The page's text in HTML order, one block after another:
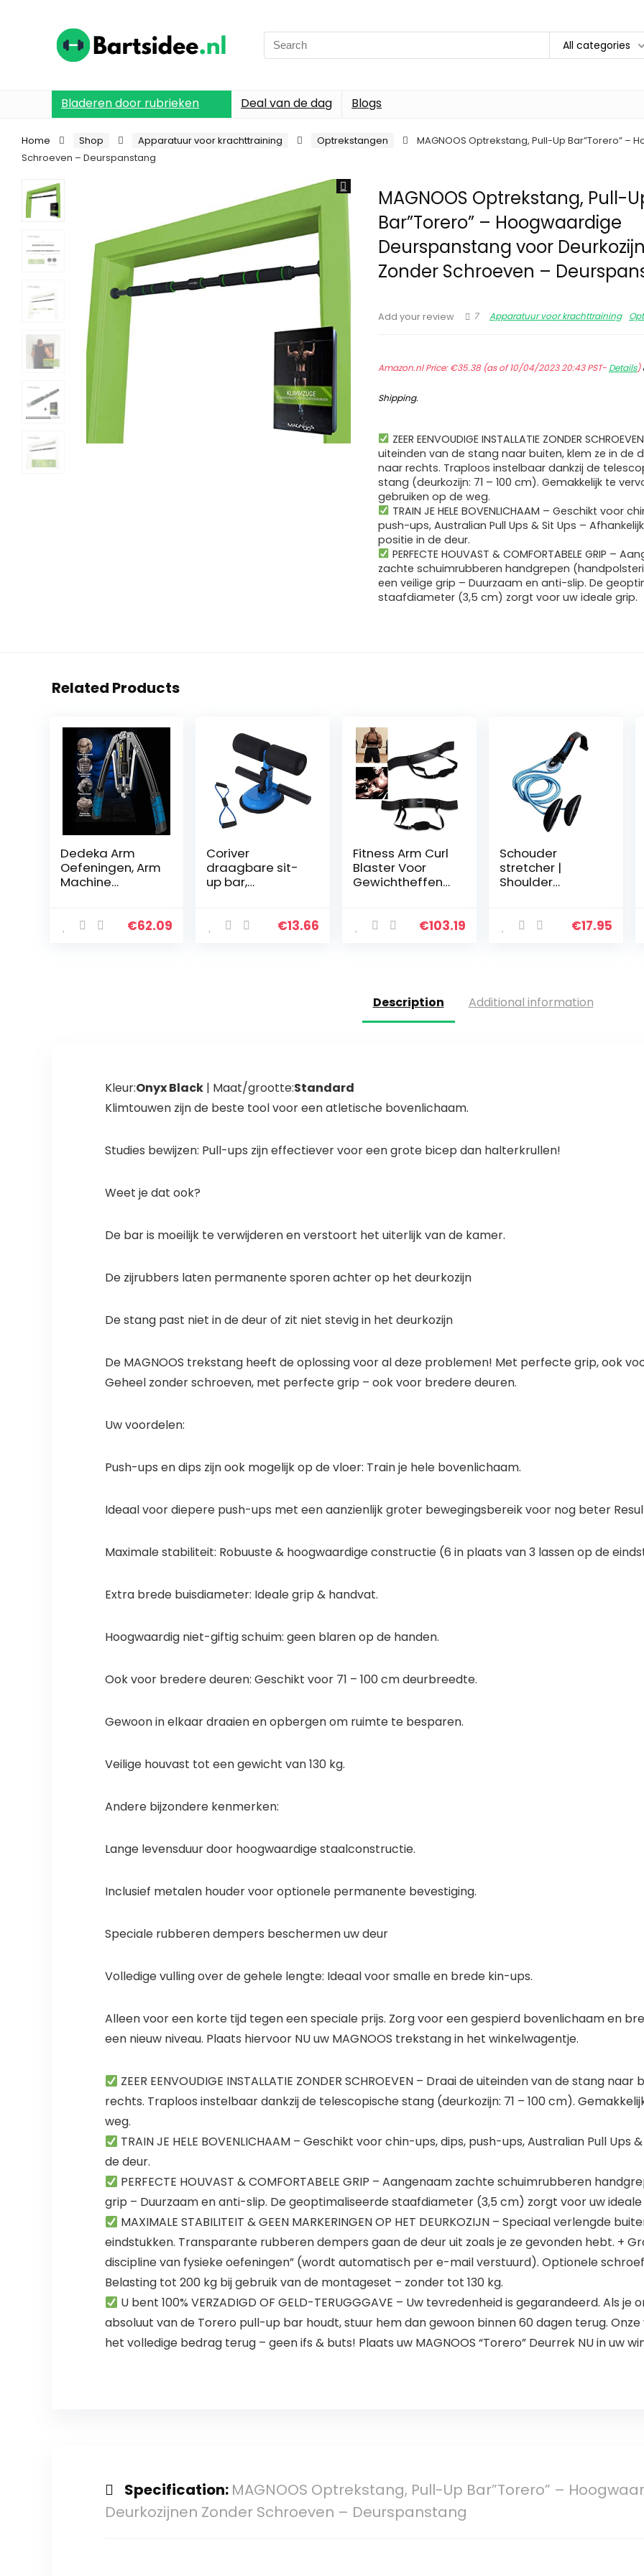
Search
for:
All categories
Bladeren door rubrieken Deal van de dag Blogs
Home Shop Apparatuur voor krachttraining Optrekstangen
MAGNOOS Optrekstang, Pull-Up Bar”Torero”
Schroeven – Deurspanstang
MAGNOOS Optrekstang, Pull-
Bar”Torero” – Hoogwaardige
Deurspanstang voor
Zonder Schroeven –
Add your review 7 Apparatuur voor krachttraining
Amazon.nl Price:€35.38(as of 10/04/2023 20:43 PST- Details)
Shipping.
ZEER EENVOUDIGE INSTALLATIE ZONDER
uiteinden van de stang naar buiten, klem ze in de
naar rechts. Traploos instelbaar dankzij de
stang (deurkozijn: 71 – 100 cm). Gemakkelijk te
gebruiken op de weg.
TRAIN JE HELE BOVENLICHAAM – Geschikt voor
push-ups, Australian Pull Ups & Sit Ups –
positie in de deur.
PERFECTE HOUVAST & COMFORTABELE GRIP –
zachte schuimrubberen handgrepen
een veilige grip – Duurzaam en anti-slip. De
staafdiameter (3,5 cm) zorgt voor uw ideale grip.
Related Products
Dedeka Arm
Oefeningen, Arm
Machine
Power Twister
€62.09
Coriver
draagbare sit-
up bar,
zuignappen €13.66
Fitness Arm Curl
Blaster Voor
Gewichtheffen
Ondersteuning
€103.19
Schouder
stretcher |
Shoulder
| Met katrol |€17.95
Description Additional information
Kleur:Onyx Black| Maat/grootte:Standard
Klimtouwen zijn de beste tool voor een atletische bovenlichaam.
Studies bewijzen: Pull-ups zijn effectiever voor een grote bicep dan halterkrullen!
Weet je dat ook?
De bar is moeilijk te verwijderen en verstoort het uiterlijk van de kamer.
De zijrubbers laten permanente sporen achter op het deurkozijn
De stang past niet in de deur of zit niet stevig in het deurkozijn
De MAGNOOS trekstang heeft de oplossing voor al deze problemen! Met perfecte grip, ook
Geheel zonder schroeven, met perfecte grip – ook voor bredere deuren.
Uw voordelen:
Push-ups en dips zijn ook mogelijk op de vloer: Train je hele bovenlichaam.
Ideaal voor diepere push-ups met een aanzienlijk groter bewegingsbereik voor nog beter
Maximale stabiliteit: Robuuste & hoogwaardige constructie (6 in plaats van 3 lassen op de
Extra brede buisdiameter: Ideale grip & handvat.
Hoogwaardig niet-giftig schuim: geen blaren op de handen.
Ook voor bredere deuren: Geschikt voor 71 – 100 cm deurbreedte.
Gewoon in elkaar draaien en opbergen om ruimte te besparen.
Veilige houvast tot een gewicht van 130 kg.
Andere bijzondere kenmerken:
Lange levensduur door hoogwaardige staalconstructie.
Inclusief metalen houder voor optionele permanente bevestiging.
Speciale rubberen dempers beschermen uw deur
Volledige vulling over de gehele lengte: Ideaal voor smalle en brede kin-ups.
Alleen voor een korte tijd tegen een speciale prijs. Zorg voor een gespierd bovenlichaam en
een nieuw niveau. Plaats hiervoor NU uw MAGNOOS trekstang in het winkelwagentje.
ZEER EENVOUDIGE INSTALLATIE ZONDER SCHROEVEN – Draai de uiteinden van de stang
rechts. Traploos instelbaar dankzij de telescopische stang (deurkozijn: 71 – 100 cm).
weg.
TRAIN JE HELE BOVENLICHAAM – Geschikt voor chin-ups, dips, push-ups, Australian Pull
de deur.
PERFECTE HOUVAST & COMFORTABELE GRIP – Aangenaam zachte schuimrubberen
grip – Duurzaam en anti-slip. De geoptimaliseerde staafdiameter (3,5 cm) zorgt voor uw ideale
MAXIMALE STABILITEIT & GEEN MARKERINGEN OP HET DEURKOZIJN – Speciaal verlengde
eindstukken. Transparante rubberen dempers gaan de deur uit zoals je ze gevonden hebt. +
discipline van fysieke oefeningen” (wordt automatisch per e-mail verstuurd). Optionele
Belasting tot 200 kg bij gebruik van de montageset – zonder tot 130 kg.
U bent 100% VERZADIGD OF GELD-TERUGGGAVE – Uw tevredenheid is gegarandeerd. Als
absoluut van de Torero pull-up bar houdt, stuur hem dan gewoon binnen 60 dagen terug.
het volledige bedrag terug – geen ifs & buts! Plaats uw MAGNOOS “Torero” Deurrek NU in uw
Specification: MAGNOOS Optrekstang, Pull-Up Bar”Torero” –
Deurkozijnen Zonder Schroeven – Deurspanstang